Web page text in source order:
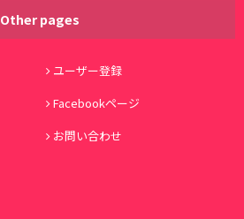
Other pages
ユーザー登録
Facebookページ
お問い合わせ